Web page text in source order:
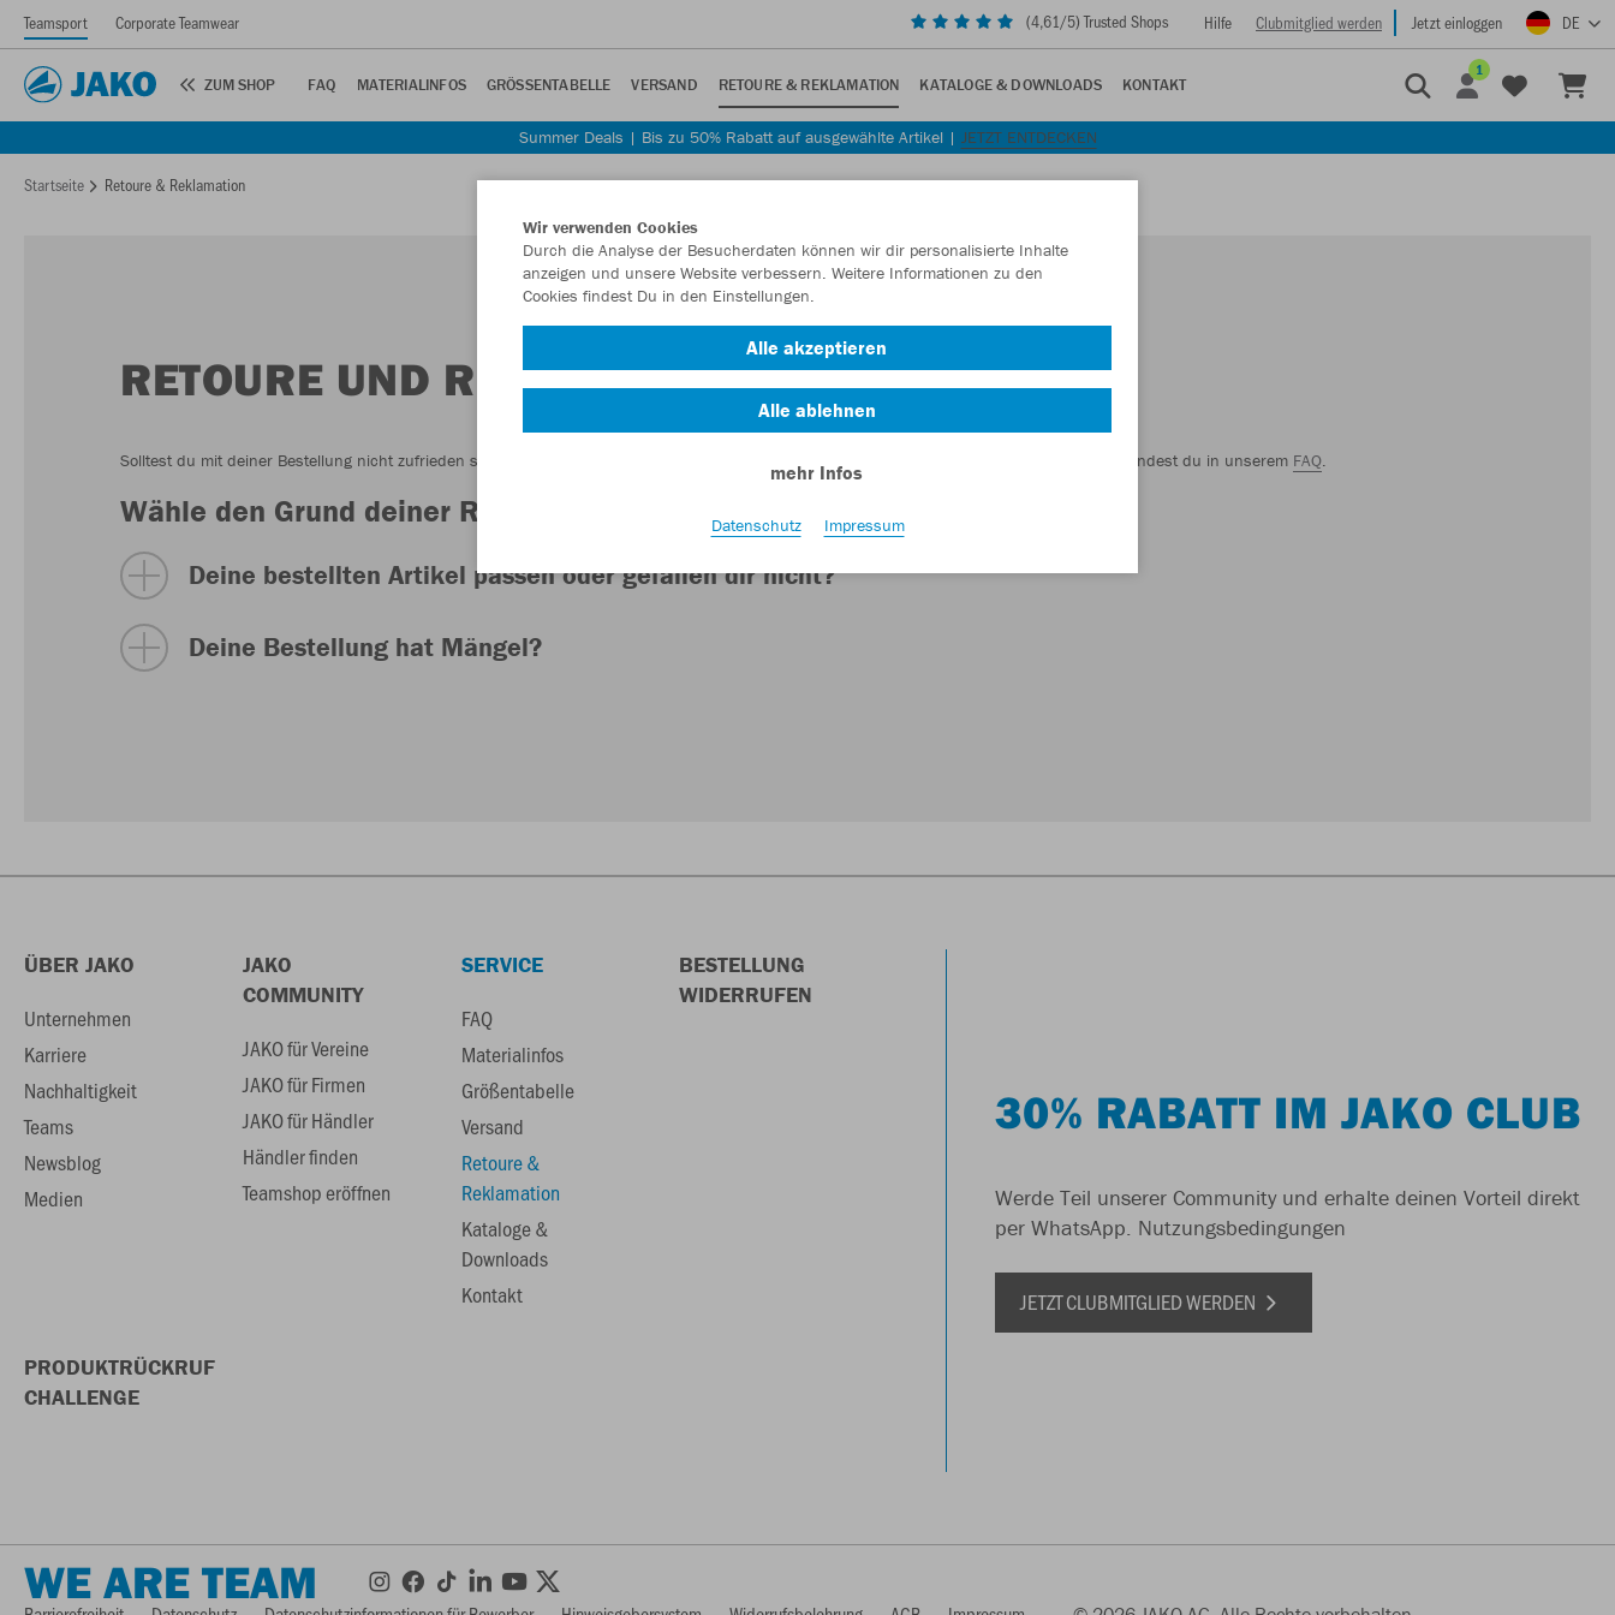
Teamsport Corporate Teamwear (4,61/5) Trusted Shops Hilfe Clubmitglied werden Jetzt einloggen DE
ZUM SHOP FAQ MATERIALINFOS GRÖSSENTABELLE VERSAND RETOURE & REKLAMATION KATALOGE & DOWNLOADS KONTAKT
1
Summer Deals | Bis zu 50% Rabatt auf ausgewählte Artikel | JETZT ENTDECKEN
Startseite Retoure & Reklamation
RETOURE UND REKLAMATION
Solltest du mit deiner Bestellung nicht zufrieden sein, dann kannst du sie hier zurücksenden. Häufige Fragen zur Retoure und Reklamation findest du in unserem FAQ
Wähle den Grund deiner Rücksendung aus
Deine bestellten Artikel passen oder gefallen dir nicht?
Deine Bestellung hat Mängel?
ÜBER JAKO
Unternehmen
Karriere
Nachhaltigkeit
Teams
Newsblog
Medien
JAKO
COMMUNITY
JAKO für Vereine
JAKO für Firmen
JAKO für Händler
Händler finden
Teamshop eröffnen
SERVICE
FAQ
Materialinfos
Größentabelle
Versand
Retoure &
Reklamation
Kataloge &
Downloads
Kontakt
BESTELLUNG
WIDERRUFEN
PRODUKTRÜCKRUF
CHALLENGE
30% RABATT IM JAKO CLUB
Werde Teil unserer Community und erhalte deinen Vorteil direkt
per WhatsApp. Nutzungsbedingungen
JETZT CLUBMITGLIED WERDEN
WE ARE TEAM
Wir verwenden Cookies
Durch die Analyse der Besucherdaten können wir dir personalisierte Inhalte
anzeigen und unsere Website verbessern. Weitere Informationen zu den
Cookies findest Du in den Einstellungen.
Alle akzeptieren
Alle ablehnen
mehr Infos
Datenschutz Impressum